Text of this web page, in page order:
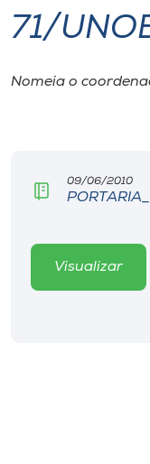
I.nova
CPA
Biblioteca
71/
Nomeia o
09/06/2010
Visualizar